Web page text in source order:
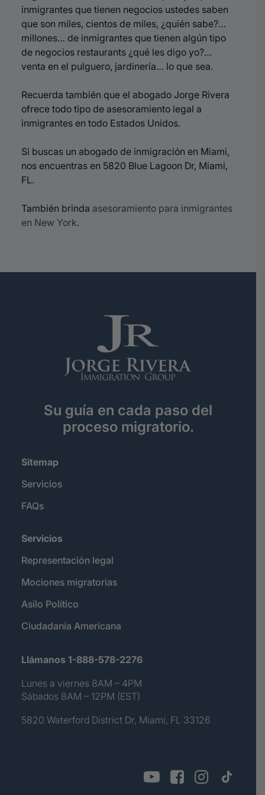
inmigrantes que tienen negocios ustedes saben
que son miles, cientos de miles, ¿quién sabe?…
millones… de inmigrantes que tienen algún tipo
de negocios restaurants ¿qué les digo yo?…
venta en el pulguero, jardinería… lo que sea.
Recuerda también que el abogado Jorge Rivera
ofrece todo tipo de asesoramiento legal a
inmigrantes en todo Estados Unidos.
Si buscas un abogado de inmigración en Miami,
nos encuentras en 5820 Blue Lagoon Dr, Miami,
FL.
También brinda asesoramiento para inmigrantes
en New York.
Su guía en cada paso del
proceso migratorio.
Sitemap
Servicios
FAQs
Servicios
Representación legal
Mociones migratorias
Asilo Político
Ciudadanía Americana
Llámanos 1-888-578-2276
Lunes a viernes 8AM – 4PM
Sábados 8AM – 12PM (EST)
5820 Waterford District Dr, Miami, FL 33126